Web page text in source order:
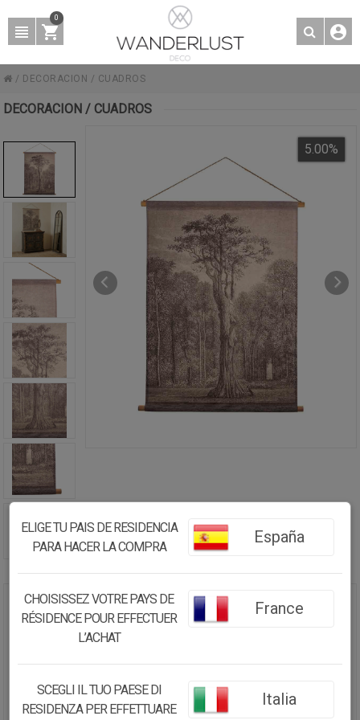
0
/ DECORACION / CUADROS
DECORACION / CUADROS
LIENZO PERGAMINO DE TELA
IMPRESA 76X97X3 CM
5.00%
18.74€
ELIGE TU PAIS DE RESIDENCIA
PARA HACER LA COMPRA
España
CHOISISSEZ VOTRE PAYS DE
RÉSIDENCE POUR EFFECTUER
L’ACHAT
France
SCEGLI IL TUO PAESE DI
RESIDENZA PER EFFETTUARE
Italia